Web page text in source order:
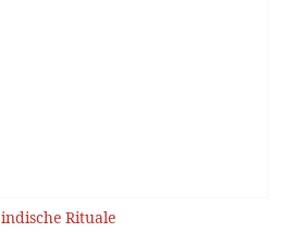
indische Rituale